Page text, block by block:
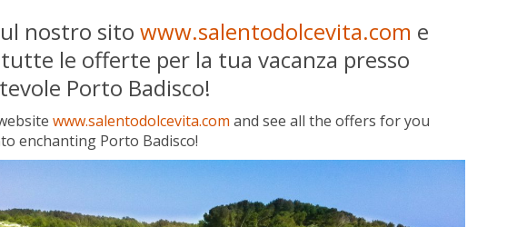
nostro sito www.salentodolcevita.com e
le offerte per la tua vacanza presso
Porto Badisco!
www.salentodolcevita.com and see all the offers for you
enchanting Porto Badisco!